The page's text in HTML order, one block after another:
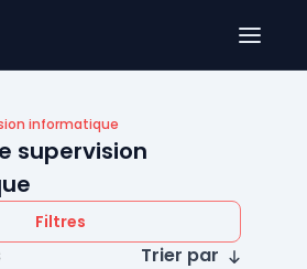
informatique
supervision
Filtres
Trier par